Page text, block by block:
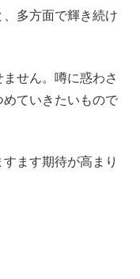
多方面で輝き続け
せん。噂に惑わさ
ていきたいもので
ます期待が高まり